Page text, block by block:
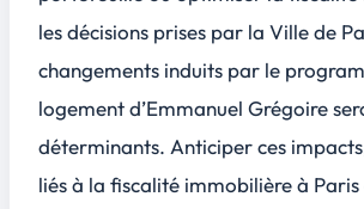
les décisions prises par la Ville de
changements induits par le
logement d’Emmanuel Grégoire
déterminants. Anticiper ces
liés à la fiscalité immobilière à